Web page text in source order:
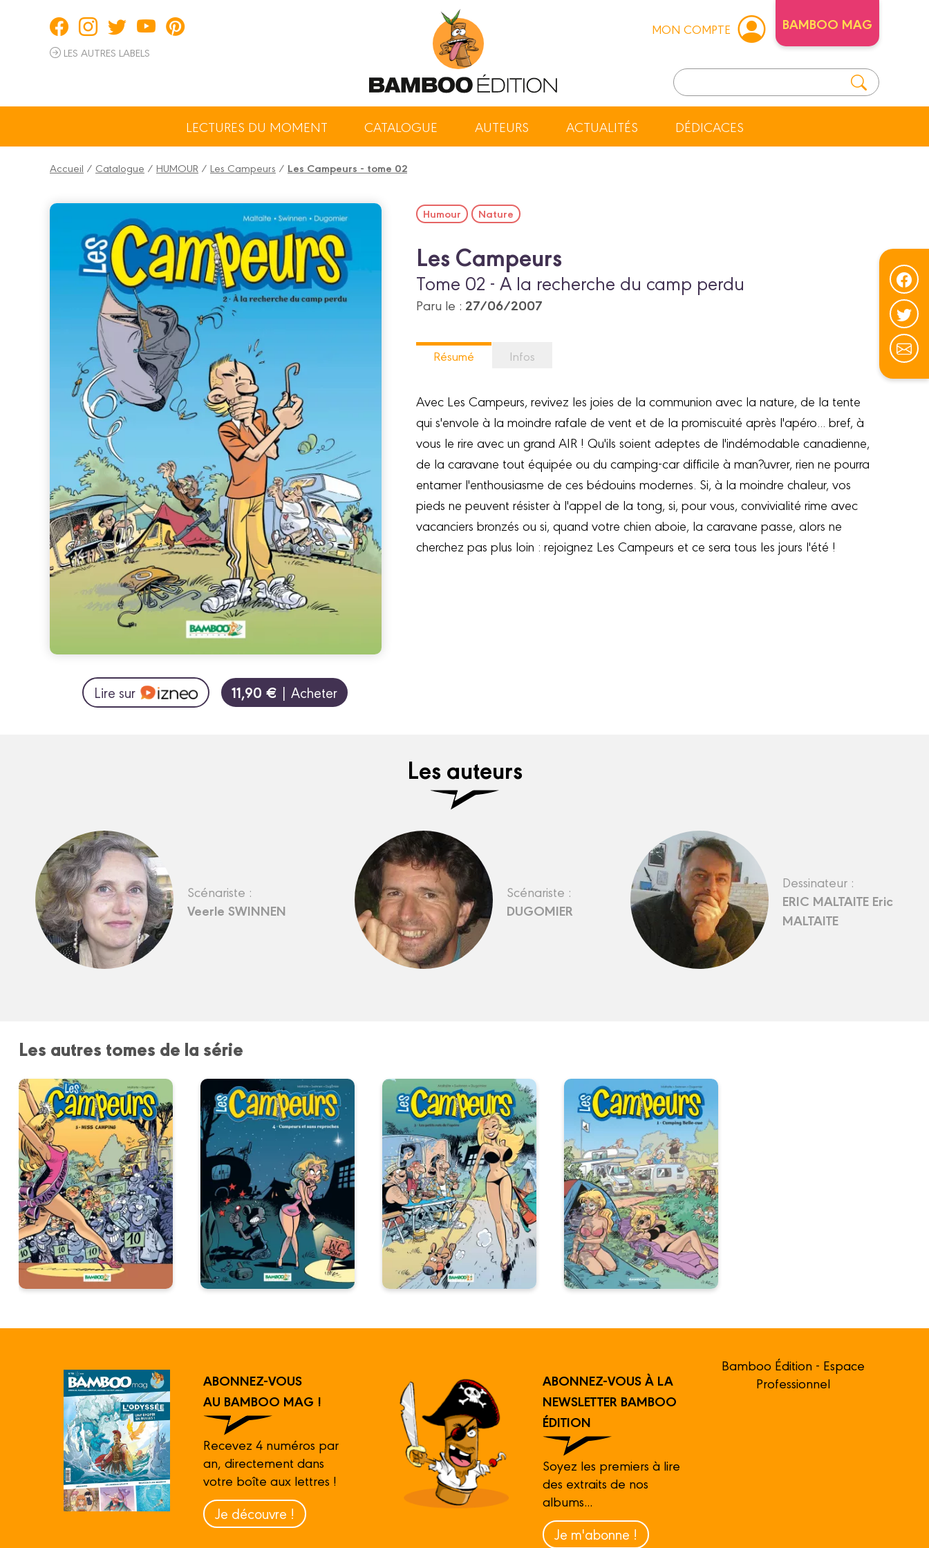
LES AUTRES LABELS
MON COMPTE BAMBOO MAG
LECTURES DU MOMENT CATALOGUE AUTEURS ACTUALITÉS DÉDICACES
Accueil / Catalogue / HUMOUR / Les Campeurs / Les Campeurs - tome 02
Lire sur 11,90 € | Acheter
Humour Nature
Les Campeurs
Tome 02 - A la recherche du camp perdu
Paru le : 27/06/2007
Résumé Infos
Avec Les Campeurs, revivez les joies de la communion avec la nature, de la tente
qui s'envole à la moindre rafale de vent et de la promiscuité après l'apéro... bref, à
vous le rire avec un grand AIR ! Qu'ils soient adeptes de l'indémodable canadienne,
de la caravane tout équipée ou du camping-car difficile à man?uvrer, rien ne pourra
entamer l'enthousiasme de ces bédouins modernes. Si, à la moindre chaleur, vos
pieds ne peuvent résister à l'appel de la tong, si, pour vous, convivialité rime avec
vacanciers bronzés ou si, quand votre chien aboie, la caravane passe, alors ne
cherchez pas plus loin : rejoignez Les Campeurs et ce sera tous les jours l'été !
Les auteurs
Scénariste :
Veerle SWINNEN
Scénariste :
DUGOMIER
Dessinateur :
ERIC MALTAITE Eric
MALTAITE
Les autres tomes de la série
ABONNEZ-VOUS
AU BAMBOO MAG !
Recevez 4 numéros par
an, directement dans
votre boîte aux lettres !
Je découvre !
ABONNEZ-VOUS À LA
NEWSLETTER BAMBOO
ÉDITION
Soyez les premiers à lire
des extraits de nos
albums...
Je m'abonne !
Bamboo Édition - Espace
Professionnel